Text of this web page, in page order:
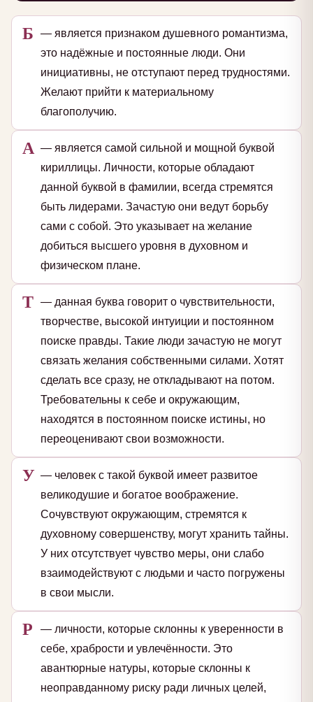
Б
— является признаком душевного романтизма,
это надёжные и постоянные люди. Они
инициативны, не отступают перед трудностями.
Желают прийти к материальному
благополучию.
А — является самой сильной и мощной буквой
кириллицы. Личности, которые обладают
данной буквой в фамилии, всегда стремятся
быть лидерами. Зачастую они ведут борьбу
сами с собой. Это указывает на желание
добиться высшего уровня в духовном и
физическом плане.
Т — данная буква говорит о чувствительности,
творчестве, высокой интуиции и постоянном
поиске правды. Такие люди зачастую не могут
связать желания собственными силами. Хотят
сделать все сразу, не откладывают на потом.
Требовательны к себе и окружающим,
находятся в постоянном поиске истины, но
переоценивают свои возможности.
У — человек с такой буквой имеет развитое
великодушие и богатое воображение.
Сочувствуют окружающим, стремятся к
духовному совершенству, могут хранить тайны.
У них отсутствует чувство меры, они слабо
взаимодействуют с людьми и часто погружены
в свои мысли.
Р
— личности, которые склонны к уверенности в
себе, храбрости и увлечённости. Это
авантюрные натуры, которые склонны к
неоправданному риску ради личных целей,